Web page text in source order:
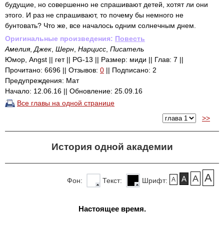
будущие, но совершенно не спрашивают детей, хотят ли они
этого. И раз не спрашивают, то почему бы немного не
бунтовать? Что же, все началось одним солнечным днем.
Оригинальные произведения: Повесть
Амелия, Джек Шерн Нарцисс Писатель
Юмор, Angst || гет || PG-13 || Размер: миди || Глав: 7 ||
Прочитано: 6696 || Отзывов: 0 || Подписано: 2
Предупреждения: Мат
Начало: 12.06.16 || Обновление: 25.09.16
Все главы на одной странице
>>
История одной академии
A A A A
Шрифт:
Текст:
Фон:
Настоящее время.